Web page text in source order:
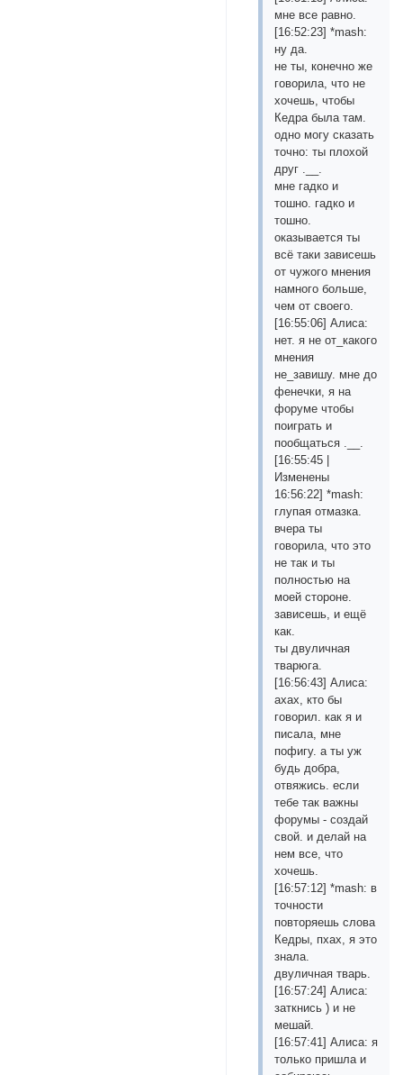
мне все равно.
[16:52:23] *mash:
ну да.
не ты, конечно же
говорила, что не
хочешь, чтобы
Кедра была там.
одно могу сказать
точно: ты плохой
друг .__.
мне гадко и
тошно. гадко и
тошно.
оказывается ты
всё таки зависешь
от чужого мнения
намного больше,
чем от своего.
[16:55:06] Алиса:
нет. я не от_какого
мнения
не_завишу. мне до
фенечки, я на
форуме чтобы
поиграть и
пообщаться .__.
[16:55:45 |
Изменены
16:56:22] *mash:
глупая отмазка.
вчера ты
говорила, что это
не так и ты
полностью на
моей стороне.
зависешь, и ещё
как.
ты двуличная
тварюга.
[16:56:43] Алиса:
ахах, кто бы
говорил. как я и
писала, мне
пофигу. а ты уж
будь добра,
отвяжись. если
тебе так важны
форумы - создай
свой. и делай на
нем все, что
хочешь.
[16:57:12] *mash: в
точности
повторяешь слова
Кедры, пхах, я это
знала.
двуличная тварь.
[16:57:24] Алиса:
заткнись ) и не
мешай.
[16:57:41] Алиса: я
только пришла и